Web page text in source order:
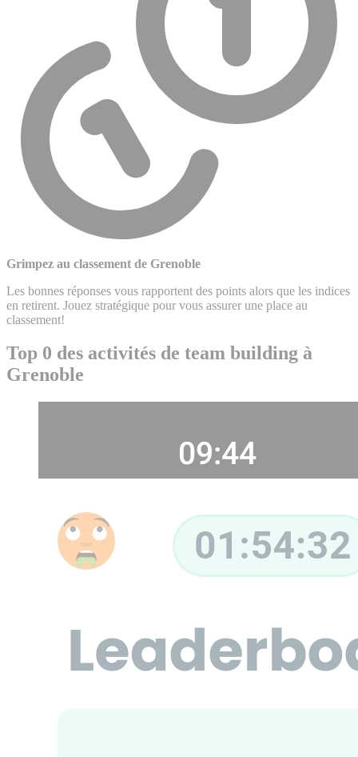
Grimpez au classement de Grenoble
Les bonnes réponses vous rapportent des points alors que les indices
en retirent. Jouez stratégique pour vous assurer une place au
classement!
Top 0 des activités de team building à
Grenoble